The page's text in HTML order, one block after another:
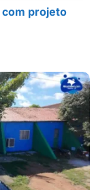
com projeto